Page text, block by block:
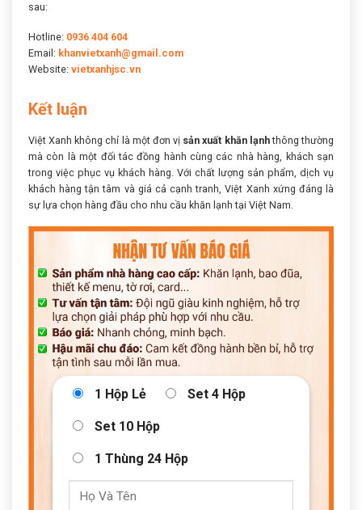
sau:
Hotline: 0936 404 604
Email: khanvietxanh@gmail.com
Website: vietxanhjsc.vn
Kết luận
Việt Xanh không chỉ là một đơn vị sản xuất khăn lạnhthông thường
mà còn là một đối tác đồng hành cùng các nhà hàng, khách sạn
trong việc phục vụ khách hàng. Với chất lượng sản phẩm, dịch vụ
khách hàng tận tâm và giá cả cạnh tranh, Việt Xanh xứng đáng là
sự lựa chọn hàng đầu cho nhu cầu khăn lạnh tại Việt Nam.
1 Hộp Lẻ Set 4 Hộp
Set 10 Hộp
1 Thùng 24 Hộp